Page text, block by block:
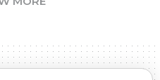
#プログラマー
#プログ